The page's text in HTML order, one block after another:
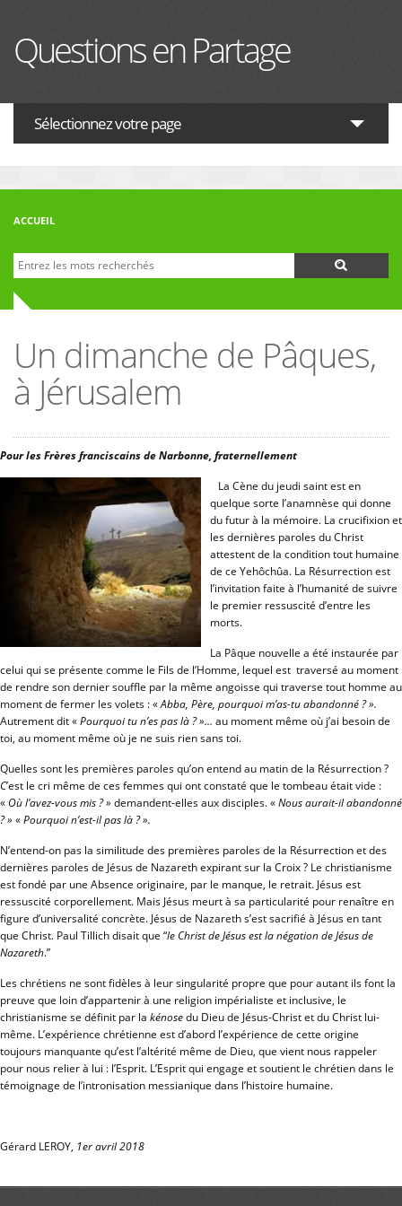
Questions en Partage
Sélectionnez votre page
ACTUALITES
FORUM
ACCUEIL
Formulaire de recherche
Recherche
Un dimanche de Pâques,
à Jérusalem
Pour les Frères franciscains de Narbonne, fraternellement
La Cène du jeudi saint est en
quelque sorte l’anamnèse qui donne
du futur à la mémoire. La crucifixion et
les dernières paroles du Christ
attestent de la condition tout humaine
de ce Yehôchûa. La Résurrection est
l’invitation faite à l’humanité de suivre
le premier ressuscité d’entre les
morts.
La Pâque nouvelle a été instaurée par
celui qui se présente comme le Fils de l’Homme, lequel est traversé au moment
de rendre son dernier souffle par la même angoisse qui traverse tout homme au
moment de fermer les volets : «Abba, Père, pourquoi m’as-tu abandonné ? ».
Autrement dit «Pourquoi tu n’es pas là ? »… au moment même où j’ai besoin de
toi, au moment même où je ne suis rien sans toi.
Quelles sont les premières paroles qu’on entend au matin de la Résurrection ?
C’est le cri même de ces femmes qui ont constaté que le tombeau était vide :
« Où l’avez-vous mis ? » demandent-elles aux disciples. «Nous aurait-il abandonné
? » «Pourquoi n’est-il pas là ? ».
N’entend-on pas la similitude des premières paroles de la Résurrection et des
dernières paroles de Jésus de Nazareth expirant sur la Croix ? Le christianisme
est fondé par une Absence originaire, par le manque, le retrait. Jésus est
ressuscité corporellement. Mais Jésus meurt à sa particularité pour renaître en
figure d’universalité concrète. Jésus de Nazareth s’est sacrifié à Jésus en tant
que Christ. Paul Tillich disait que “le Christ de Jésus est la négation de Jésus de
Nazareth.”
Les chrétiens ne sont fidèles à leur singularité propre que pour autant ils font la
preuve que loin d’appartenir à une religion impérialiste et inclusive, le
christianisme se définit par la kénosedu Dieu de Jésus-Christ et du Christ lui-
même. L’expérience chrétienne est d’abord l’expérience de cette origine
toujours manquante qu’est l’altérité même de Dieu, que vient nous rappeler
pour nous relier à lui : l’Esprit. L’Esprit qui engage et soutient le chrétien dans le
témoignage de l’intronisation messianique dans l’histoire humaine.
Gérard LEROY, 1er avril 2018